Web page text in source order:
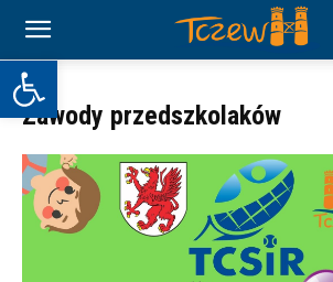
Otwórz pasek narzędzi
Zawody przedszkolaków